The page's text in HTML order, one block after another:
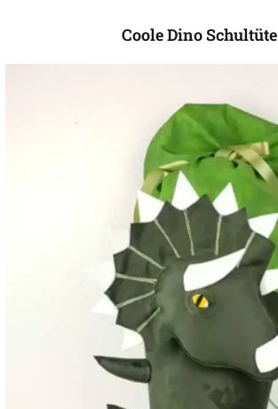
Coole Dino Schultüte